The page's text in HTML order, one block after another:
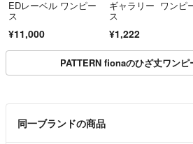
EDレーベル ワンピー
ス
¥11,000
ギャラリー ワンピ
ス
¥1,222
PATTERN fionaのひざ丈ワンピ
同一ブランドの商品